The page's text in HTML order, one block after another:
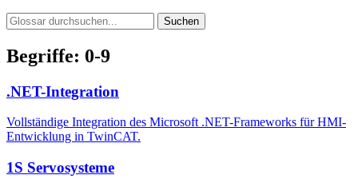
Suchen
Begriffe: 0-9
.NET-Integration
Vollständige Integration des Microsoft .NET-Frameworks für HMI-
Entwicklung in TwinCAT.
1S Servosysteme